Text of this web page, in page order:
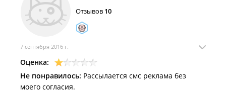
Отзывов 10
7 сентября 2016 г.
Оценка:
Не понравилось: Рассылается смс реклама без
моего согласия.